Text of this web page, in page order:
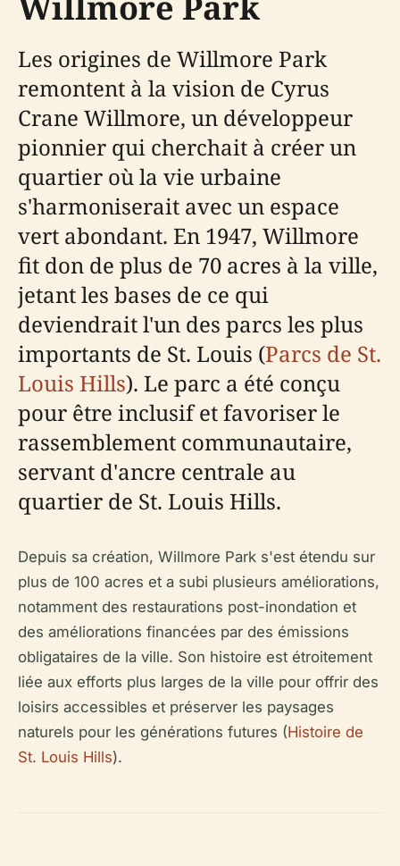
Les origines de Willmore Park
remontent à la vision de Cyrus
Crane Willmore, un développeur
pionnier qui cherchait à créer un
quartier où la vie urbaine
s'harmoniserait avec un espace
vert abondant. En 1947, Willmore
fit don de plus de 70 acres à la ville,
jetant les bases de ce qui
deviendrait l'un des parcs les plus
importants de St. Louis (Parcs de St.
Louis Hills). Le parc a été conçu
pour être inclusif et favoriser le
rassemblement communautaire,
servant d'ancre centrale au
quartier de St. Louis Hills.
Depuis sa création, Willmore Park s'est étendu sur
plus de 100 acres et a subi plusieurs améliorations,
notamment des restaurations post-inondation et
des améliorations financées par des émissions
obligataires de la ville. Son histoire est étroitement
liée aux efforts plus larges de la ville pour offrir des
loisirs accessibles et préserver les paysages
naturels pour les générations futures (Histoire de
St. Louis Hills).